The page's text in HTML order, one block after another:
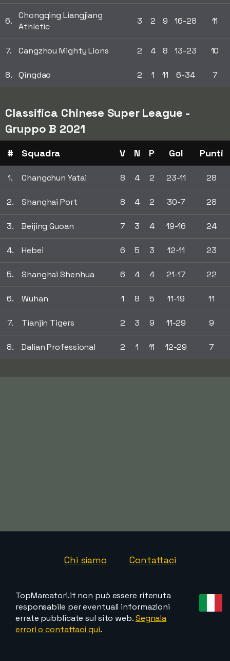
6.
Chongqing Liangjiang
Athletic
3 2 9 16-28 11
7. Cangzhou Mighty Lions 2 4 8 13-23 10
8. Qingdao 2 1 11 6-34 7
Classifica Chinese Super League -
Gruppo B 2021
# Squadra V N P Gol Punti
1. Changchun Yatai 8 4 2 23-11 28
2. Shanghai Port 8 4 2 30-7 28
3. Beijing Guoan 7 3 4 19-16 24
4. Hebei 6 5 3 12-11 23
5. Shanghai Shenhua 6 4 4 21-17 22
6. Wuhan 1 8 5 11-19 11
7. Tianjin Tigers 2 3 9 11-29 9
8. Dalian Professional 2 1 11 12-29 7
Chi siamo Contattaci
TopMarcatori.it non può essere ritenuta
responsabile per eventuali informazioni
errate pubblicate sul sito web.Segnala
errori o contattaci qui.